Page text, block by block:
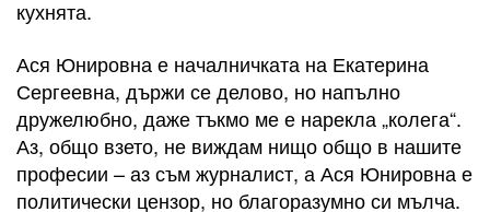
кухнята.
Ася Юнировна е началничката на Екатерина
Сергеевна, държи се делово, но напълно
дружелюбно, даже тъкмо ме е нарекла „колега“.
Аз, общо взето, не виждам нищо общо в нашите
професии – аз съм журналист, а Ася Юнировна е
политически цензор, но благоразумно си мълча.